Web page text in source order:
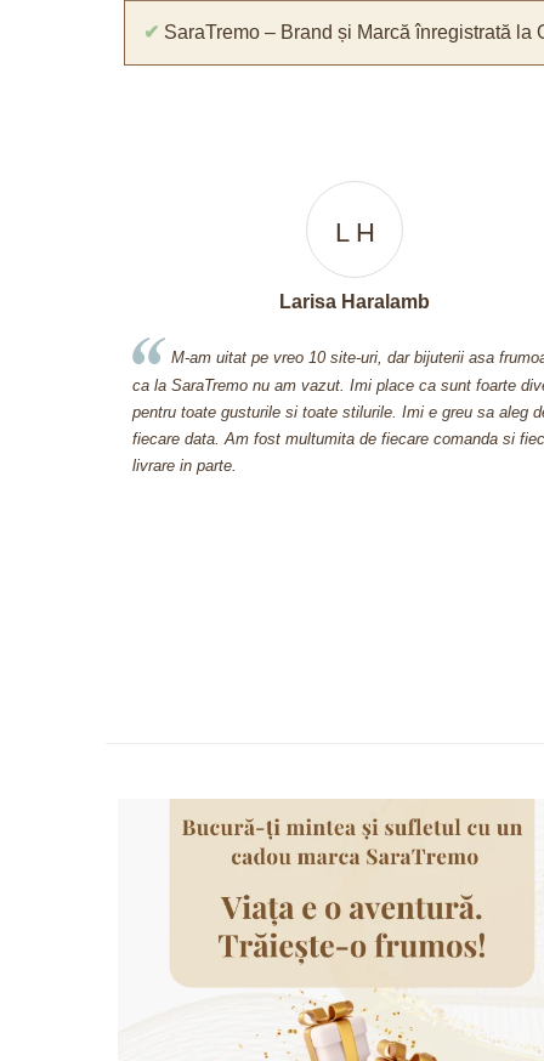
✔ SaraTremo – Brand și Marcă înregistrată la
uitat pe vreo 10 site-uri, dar bijuterii asa frumoase
nu am vazut. Imi place ca sunt foarte diverse,
gusturile si toate stilurile. Imi e greu sa aleg de
Am fost multumita de fiecare comanda si fiecare
Cand am
600 si ceva de lei
Aveti bijuterii prea
care mi-ati oferit-o